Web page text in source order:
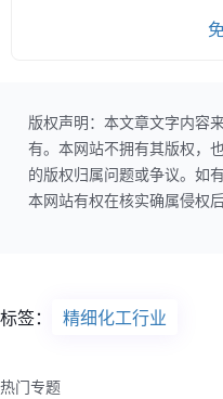
版权声明：本文章文字内容
有。本网站不拥有其版权，
的版权归属问题或争议。如
本网站有权在核实确属侵权
标签： 精细化工行业
热门专题